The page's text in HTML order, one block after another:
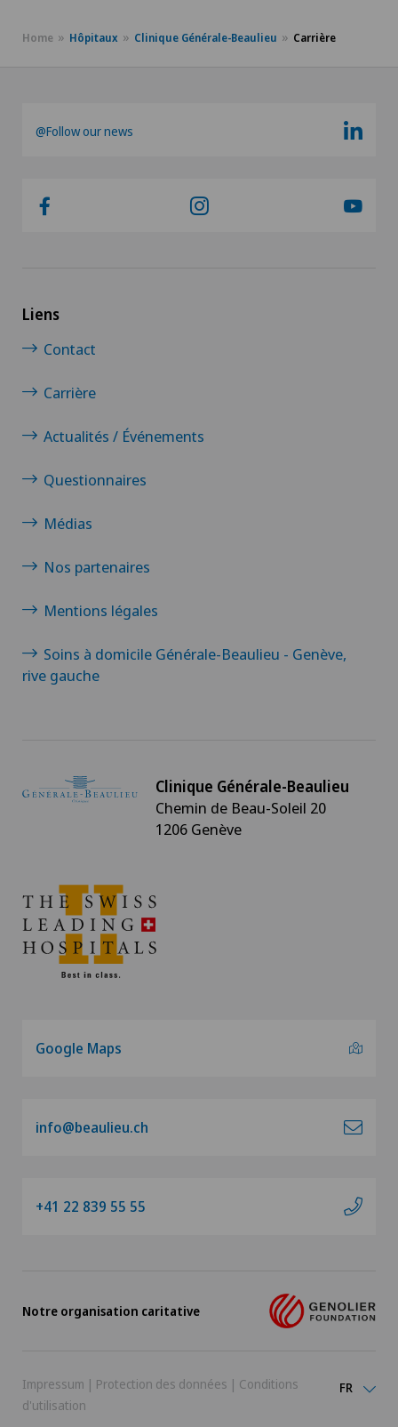
Home Hôpitaux Clinique Générale-Beaulieu Carrière
@Follow our news
Liens
Contact
Carrière
Actualités / Événements
Questionnaires
Médias
Nos partenaires
Mentions légales
Soins à domicile Générale-Beaulieu - Genève,
rive gauche
Clinique Générale-Beaulieu
Chemin de Beau-Soleil 20
1206 Genève
Google Maps
info@beaulieu.ch
+41 22 839 55 55
Notre organisation caritative
Impressum | Protection des données | Conditions
d'utilisation
FR